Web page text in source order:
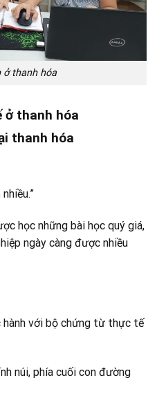
ở thanh hóa
ở thanh hóa
thanh hóa
học những bài học quý giá,
ngày càng được nhiều
hành với bộ chứng từ thực tế
núi, phía cuối con đường